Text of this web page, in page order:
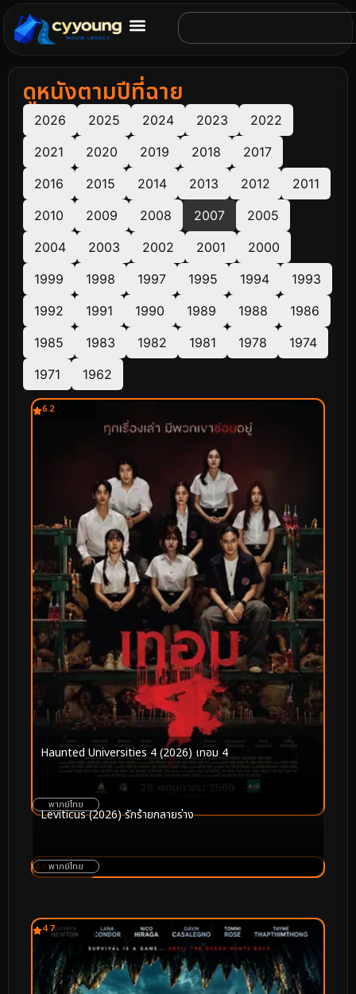
ดูหนังตามปีที่ฉาย
2026 2025 2024 2023
2022
2021
2020 2019 2018
2017
2016
2015 2014 2013 2012
2011
2010
2009 2008 2007
2005
2004
2003 2002 2001
2000
1999
1998 1997 1995 1994
1993
1992
1991 1990 1989 1988
1986
1985
1983 1982 1981 1978
1974
1971
1962
6.2
Haunted Universities 4 (2026) เทอม 4
พากย์ไทย
6.4
Leviticus (2026) รักร้ายกลายร่าง
พากย์ไทย
4.7